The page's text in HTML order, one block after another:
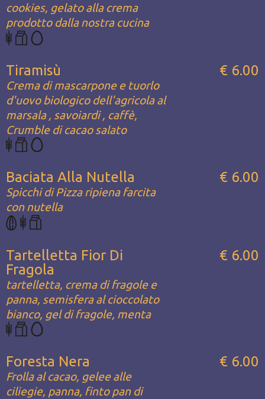
cookies, gelato alla crema
prodotto dalla nostra cucina
Tiramisù
Crema di mascarpone e tuorlo
d'uovo biologico dell'agricola al
marsala , savoiardi , caffè,
Crumble di cacao salato
€ 6.00
Baciata Alla Nutella
Spicchi di Pizza ripiena farcita
con nutella
€ 6.00
Tartelletta Fior Di
Fragola
tartelletta, crema di fragole e
panna, semisfera al cioccolato
bianco, gel di fragole, menta
€ 6.00
Foresta Nera
Frolla al cacao, gelee alle
ciliegie, panna, finto pan di
€ 6.00